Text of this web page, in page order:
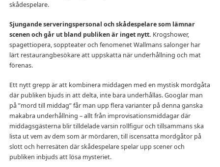
skådespelare.
Sjungande serveringspersonal och skådespelare som lämnar
scenen och går ut bland publiken är inget nytt. Krogshower,
spagettiopera, soppteater och fenomenet Wallmans salonger har
lärt restaurangbesökare att uppskatta när underhållning och mat
förenas.
Ett nytt grepp är att kombinera middagen med en mystisk mordgåta
där publiken bjuds in att delta, inte bara underhållas. Googlar man
på ”mord till middag” får man upp flera varianter på denna ganska
makabra underhållning – allt från improvisationsmiddagar där
middagsgästerna blir tilldelade varsin rollfigur och tillsammans ska
lista ut vem av dem som är mördaren, till iscensatta mordgåtor på
slott och herresäten där skådespelare spelar upp scener och
publiken inbjuds att lösa mysteriet.